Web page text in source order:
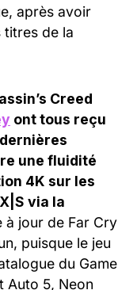
après avoir
titres de la
Creed
ont tous reçu
une fluidité
4K sur les
via la
à jour de Far Cry
puisque le jeu
du Game
Auto 5, Neon